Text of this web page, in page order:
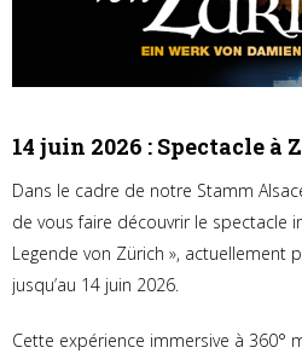
14 juin 2026 : Spectacle à
Dans le cadre de notre Stamm
de vous faire découvrir le spectacle
Legende von Zürich », actuellement
jusqu’au 14 juin 2026.
Cette expérience immersive à 360°